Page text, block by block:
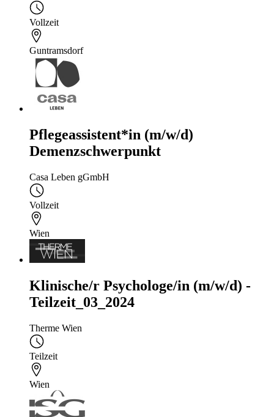
Vollzeit
Guntramsdorf
Pflegeassistent*in (m/w/d)
Demenzschwerpunkt
Casa Leben gGmbH
Vollzeit
Wien
Klinische/r Psychologe/in (m/w/d) -
Teilzeit_03_2024
Therme Wien
Teilzeit
Wien